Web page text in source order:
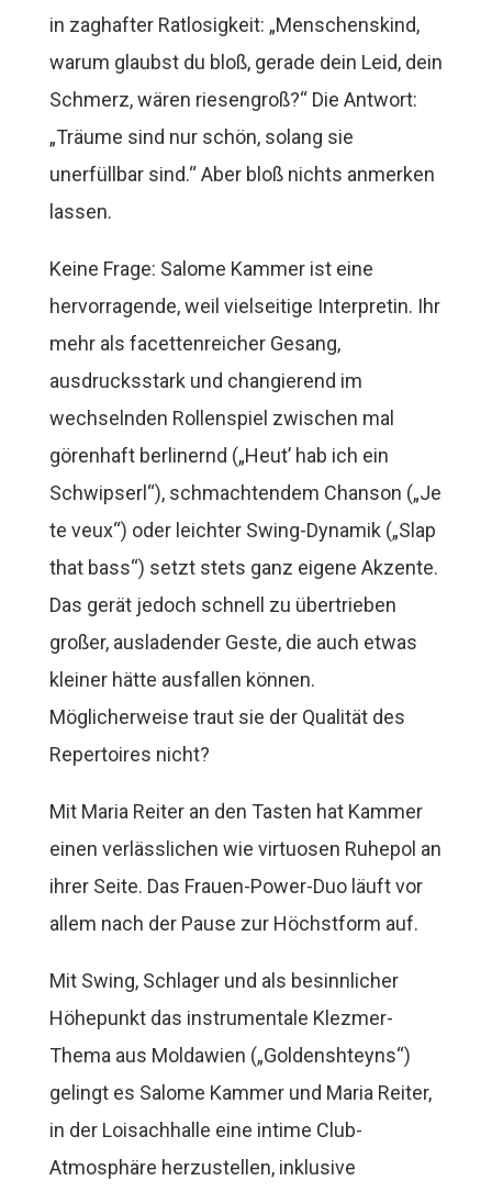
in zaghafter Ratlosigkeit: „Menschenskind,
warum glaubst du bloß, gerade dein Leid, dein
Schmerz, wären riesengroß?“ Die Antwort:
„Träume sind nur schön, solang sie
unerfüllbar sind.“ Aber bloß nichts anmerken
lassen.
Keine Frage: Salome Kammer ist eine
hervorragende, weil vielseitige Interpretin. Ihr
mehr als facettenreicher Gesang,
ausdrucksstark und changierend im
wechselnden Rollenspiel zwischen mal
görenhaft berlinernd („Heut’ hab ich ein
Schwipserl“), schmachtendem Chanson („Je
te veux“) oder leichter Swing-Dynamik („Slap
that bass“) setzt stets ganz eigene Akzente.
Das gerät jedoch schnell zu übertrieben
großer, ausladender Geste, die auch etwas
kleiner hätte ausfallen können.
Möglicherweise traut sie der Qualität des
Repertoires nicht?
Mit Maria Reiter an den Tasten hat Kammer
einen verlässlichen wie virtuosen Ruhepol an
ihrer Seite. Das Frauen-Power-Duo läuft vor
allem nach der Pause zur Höchstform auf.
Mit Swing, Schlager und als besinnlicher
Höhepunkt das instrumentale Klezmer-
Thema aus Moldawien („Goldenshteyns“)
gelingt es Salome Kammer und Maria Reiter,
in der Loisachhalle eine intime Club-
Atmosphäre herzustellen, inklusive